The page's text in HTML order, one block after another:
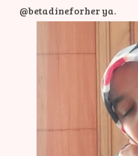
@betadineforher ya.